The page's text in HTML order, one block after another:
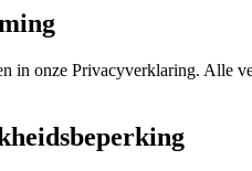
in onze Privacyverklaring.